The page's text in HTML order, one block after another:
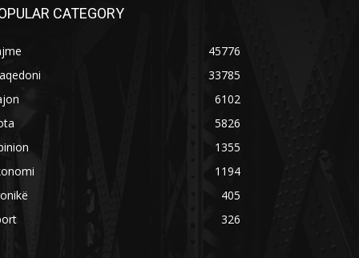
CATEGORY
45776
33785
6102
5826
1355
1194
405
326